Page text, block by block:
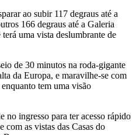
ao subir 117 degraus até a
166 degraus até a Galeria
uma vista deslumbrante de
de 30 minutos na roda-gigante
da Europa, e maravilhe-se com
tem uma visão
no ingresso para ter acesso rápido
com as vistas das Casas do